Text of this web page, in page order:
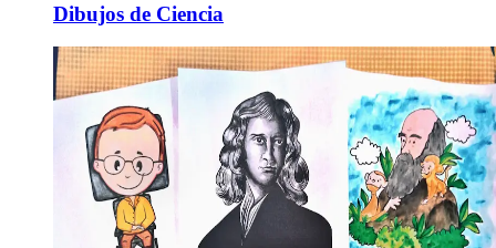
Dibujos de Ciencia